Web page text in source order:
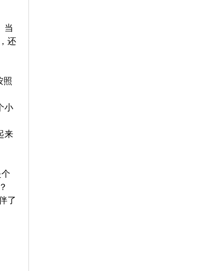
当
还
照
小
来
了